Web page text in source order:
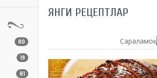
80
19
81
ЯНГИ РЕЦЕПТЛАР
Сараламоқ: